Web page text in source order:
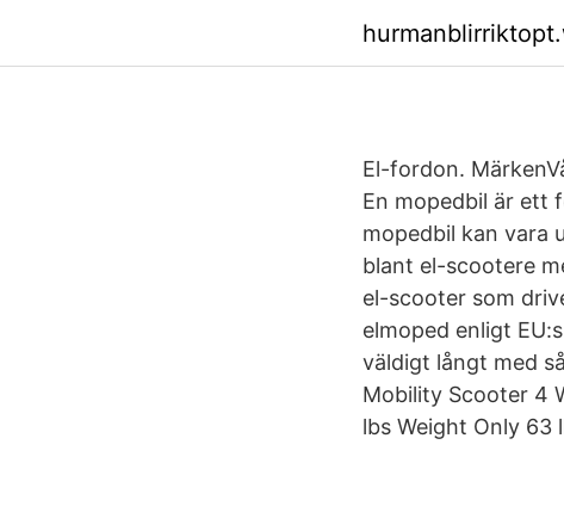
El-fordon.
En mopedbil är ett
mopedbil kan vara
blant el-scootere
el-scooter som
elmoped enligt
väldigt långt med
Mobility Scooter 4
lbs Weight Only 63